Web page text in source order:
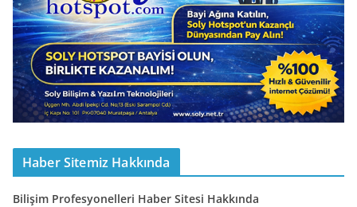
Haber Sitemiz Hakkında
Bilişim Profesyonelleri Haber Sitesi Hakkında